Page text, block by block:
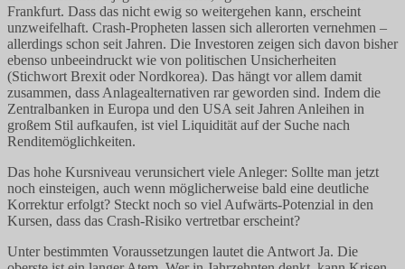
Frankfurt. Dass das nicht ewig so weitergehen kann, erscheint
unzweifelhaft. Crash-Propheten lassen sich allerorten vernehmen –
allerdings schon seit Jahren. Die Investoren zeigen sich davon bisher
ebenso unbeeindruckt wie von politischen Unsicherheiten
(Stichwort Brexit oder Nordkorea). Das hängt vor allem damit
zusammen, dass Anlagealternativen rar geworden sind. Indem die
Zentralbanken in Europa und den USA seit Jahren Anleihen in
großem Stil aufkaufen, ist viel Liquidität auf der Suche nach
Renditemöglichkeiten.
Das hohe Kursniveau verunsichert viele Anleger: Sollte man jetzt
noch einsteigen, auch wenn möglicherweise bald eine deutliche
Korrektur erfolgt? Steckt noch so viel Aufwärts-Potenzial in den
Kursen, dass das Crash-Risiko vertretbar erscheint?
Unter bestimmten Voraussetzungen lautet die Antwort Ja. Die